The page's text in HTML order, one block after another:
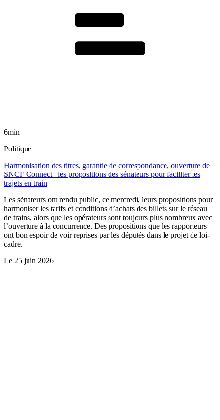
6min
Politique
Harmonisation des titres, garantie de correspondance, ouverture de
SNCF Connect : les propositions des sénateurs pour faciliter les
trajets en train
Les sénateurs ont rendu public, ce mercredi, leurs propositions pour
harmoniser les tarifs et conditions d’achats des billets sur le réseau
de trains, alors que les opérateurs sont toujours plus nombreux avec
l’ouverture à la concurrence. Des propositions que les rapporteurs
ont bon espoir de voir reprises par les députés dans le projet de loi-
cadre.
Le 25 juin 2026